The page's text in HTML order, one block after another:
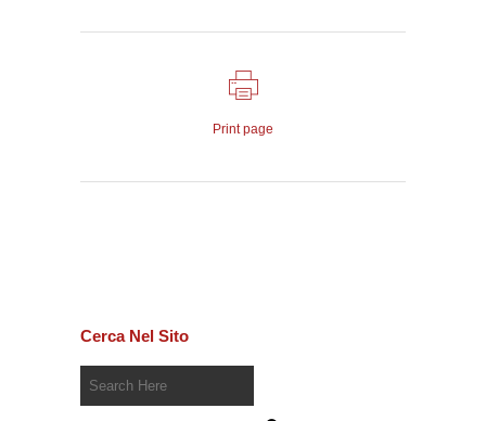
Print page
Cerca Nel Sito